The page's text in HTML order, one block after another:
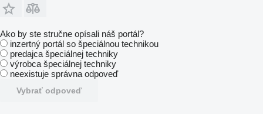
Ako by ste stručne opísali náš portál?
inzertný portál so špeciálnou technikou
predajca špeciálnej techniky
výrobca špeciálnej techniky
neexistuje správna odpoveď
Vybrať odpoveď